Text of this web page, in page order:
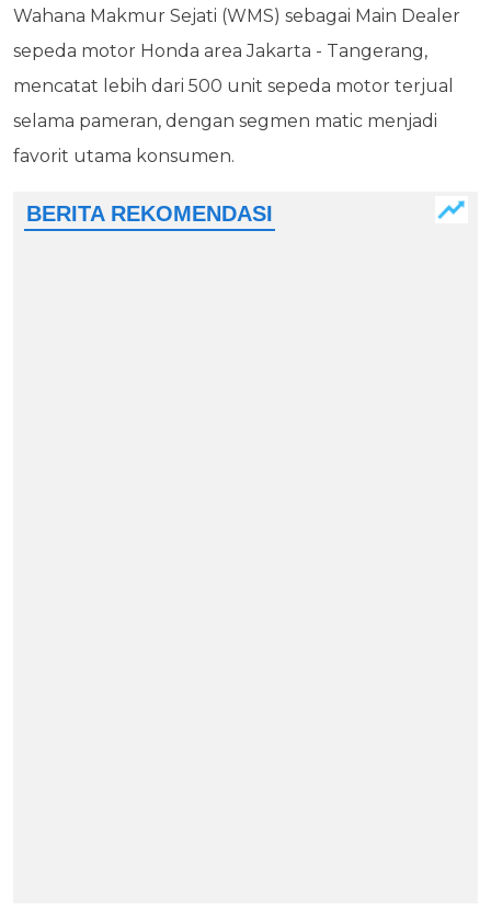
Wahana Makmur Sejati (WMS) sebagai Main Dealer
sepeda motor Honda area Jakarta - Tangerang,
mencatat lebih dari 500 unit sepeda motor terjual
selama pameran, dengan segmen matic menjadi
favorit utama konsumen.